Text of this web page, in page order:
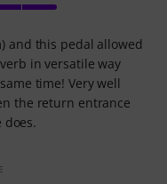
and this pedal allowed
in versatile way
time! Very well
the return entrance
does.